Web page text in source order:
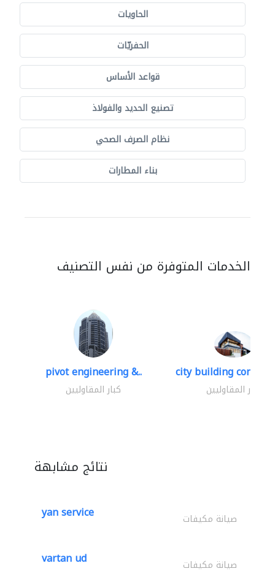
الحاويات
الحفريّات
قواعد الأساس
تصنيع الحديد والفولاذ
نظام الصرف الصحي
بناء المطارات
الخدمات المتوفرة من نفس التصنيف
pivot engineering &..
كبار المقاوليين
city building
كبار المقاوليين
نتائج مشابهة
yan service صيانة مكيفات
vartan ud صيانة مكيفات